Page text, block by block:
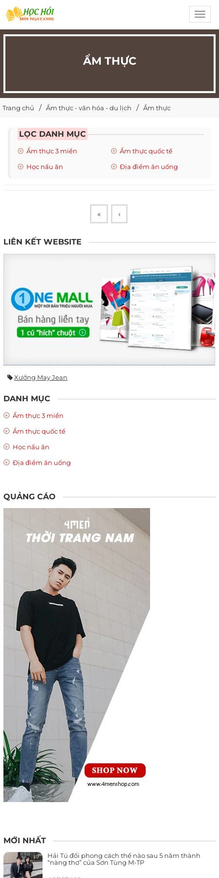
ẨM THỰC
Trang chủ Ẩm thực - văn hóa - du lịch Ẩm thực
LỌC DANH MỤC
Ẩm thực 3 miền
Ẩm thực quốc tế
Học nấu ăn
Địa điểm ăn uống
« ‹
LIÊN KẾT WEBSITE
Xưởng May Jean
DANH MỤC
Ẩm thực 3 miền
Ẩm thực quốc tế
Học nấu ăn
Địa điểm ăn uống
QUẢNG CÁO
MỚI NHẤT
Hải Tú đổi phong cách thế nào sau 5 năm thành
“nàng thơ” của Sơn Tùng M-TP